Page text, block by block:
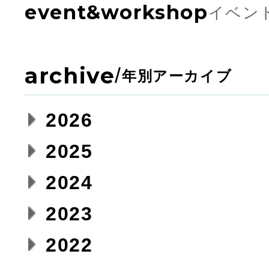
event&workshopイベン
archive/年別アーカイブ
2026
2025
2024
2023
2022